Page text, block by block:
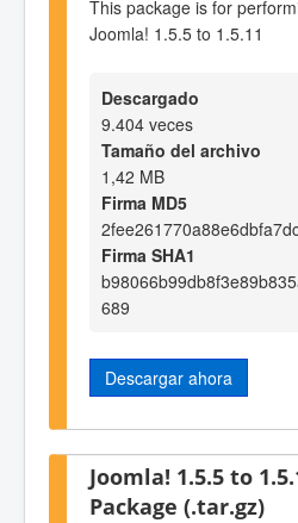
This package is for
Joomla! 1.5.5 to 1.5.11
Descargado
9.404 veces
Tamaño del archivo
1,42 MB
Firma MD5
Firma SHA1
689
Descargar ahora
Joomla! 1.5.5 to
Package (.tar.gz)